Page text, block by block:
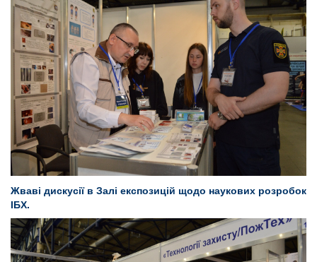
Жваві дискусії в Залі експозицій щодо наукових розробок
ІБХ.